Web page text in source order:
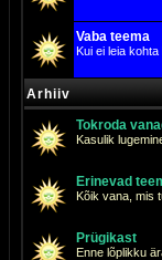
Vaba teema
Kui ei leia kohta
Arhiiv
Tokroda
Kasulik
Erinevad
Kõik vana, mis
Prügikast
Enne lõplikku